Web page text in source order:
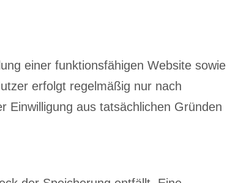
einer funktionsfähigen Website sowie
erfolgt regelmäßig nur nach
Einwilligung aus tatsächlichen Gründen